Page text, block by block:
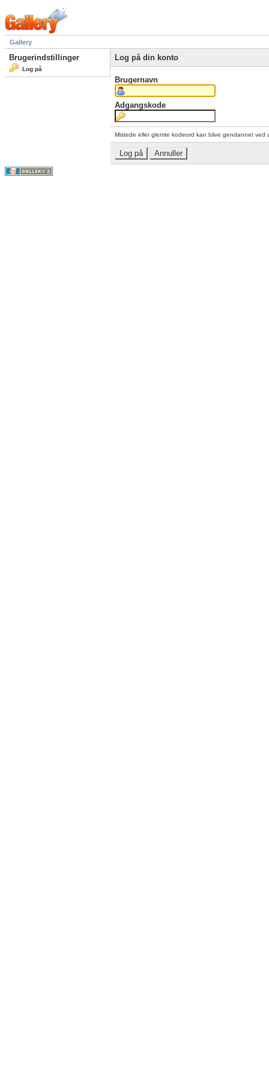
Gallery
Brugerindstillinger
Log på
Log på din konto
Brugernavn
Adgangskode
Mistede eller glemte kodeord kan blive gendannet ved